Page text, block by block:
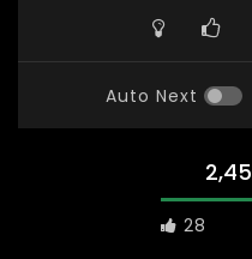
Auto Next
28